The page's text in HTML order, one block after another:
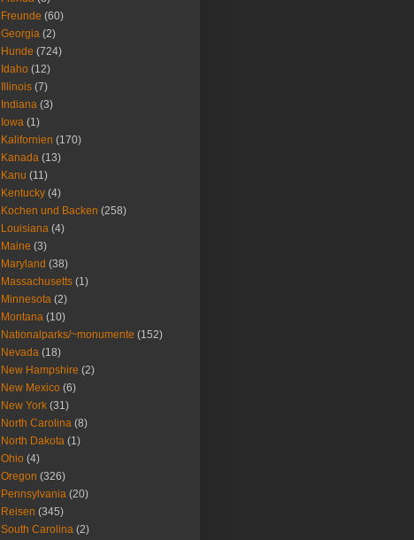
Freunde (60)
Georgia (2)
Hunde (724)
Idaho (12)
Illinois (7)
Indiana (3)
Iowa (1)
Kalifornien (170)
Kanada (13)
Kanu (11)
Kentucky (4)
Kochen und Backen (258)
Louisiana (4)
Maine (3)
Maryland (38)
Massachusetts (1)
Minnesota (2)
Montana (10)
Nationalparks/~monumente (152)
Nevada (18)
New Hampshire (2)
New Mexico (6)
New York (31)
North Carolina (8)
North Dakota (1)
Ohio (4)
Oregon (326)
Pennsylvania (20)
Reisen (345)
South Carolina (2)